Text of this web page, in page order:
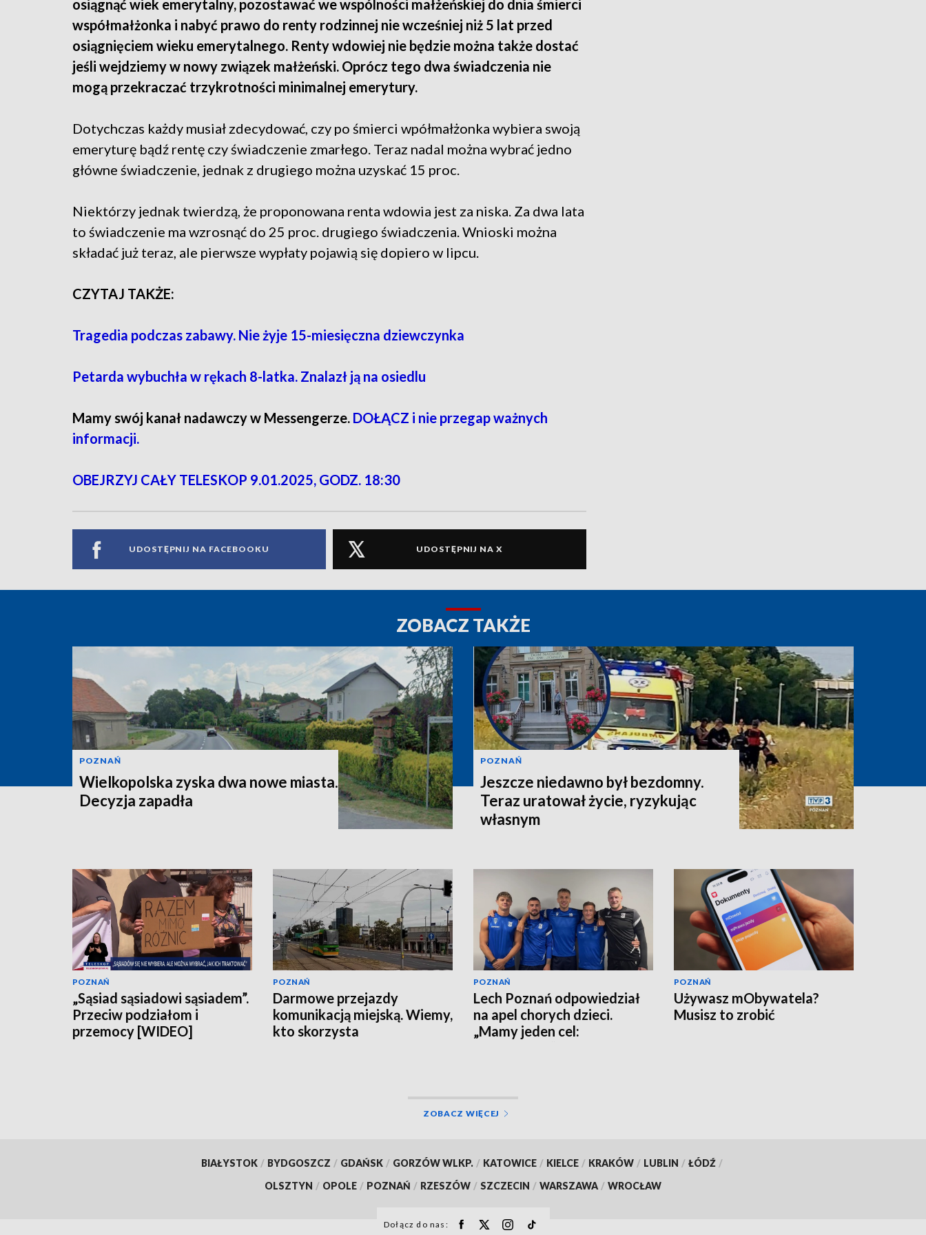
osiągnąć wiek emerytalny, pozostawać we wspólności małżeńskiej do dnia śmierci
współmałżonka i nabyć prawo do renty rodzinnej nie wcześniej niż 5 lat przed
osiągnięciem wieku emerytalnego. Renty wdowiej nie będzie można także dostać
jeśli wejdziemy w nowy związek małżeński. Oprócz tego dwa świadczenia nie
mogą przekraczać trzykrotności minimalnej emerytury.
Dotychczas każdy musiał zdecydować, czy po śmierci wpółmałżonka wybiera swoją
emeryturę bądź rentę czy świadczenie zmarłego. Teraz nadal można wybrać jedno
główne świadczenie, jednak z drugiego można uzyskać 15 proc.
Niektórzy jednak twierdzą, że proponowana renta wdowia jest za niska. Za dwa lata
to świadczenie ma wzrosnąć do 25 proc. drugiego świadczenia. Wnioski można
składać już teraz, ale pierwsze wypłaty pojawią się dopiero w lipcu.
CZYTAJ TAKŻE:
Tragedia podczas zabawy. Nie żyje 15-miesięczna dziewczynka
Petarda wybuchła w rękach 8-latka. Znalazł ją na osiedlu
Mamy swój kanał nadawczy w Messengerze. DOŁĄCZ i nie przegap ważnych
informacji.
OBEJRZYJ CAŁY TELESKOP 9.01.2025, GODZ. 18:30
UDOSTĘPNIJ NA FACEBOOKU UDOSTĘPNIJ NA X
ZOBACZ TAKŻE
POZNAŃ
Wielkopolska zyska dwa nowe miasta.
Decyzja zapadła
POZNAŃ
Jeszcze niedawno był bezdomny.
Teraz uratował życie, ryzykując
własnym
POZNAŃ
„Sąsiad sąsiadowi sąsiadem”.
Przeciw podziałom i
przemocy [WIDEO]
POZNAŃ
Darmowe przejazdy
komunikacją miejską. Wiemy,
kto skorzysta
POZNAŃ
Lech Poznań odpowiedział
na apel chorych dzieci.
„Mamy jeden cel:
POZNAŃ
Używasz mObywatela?
Musisz to zrobić
ZOBACZ WIĘCEJ
BIAŁYSTOK / BYDGOSZCZ / GDAŃSK / GORZÓW WLKP. / KATOWICE / KIELCE / KRAKÓW / LUBLIN / ŁÓDŹ /
OLSZTYN / OPOLE / POZNAŃ / RZESZÓW / SZCZECIN / WARSZAWA / WROCŁAW
Dołącz do nas: